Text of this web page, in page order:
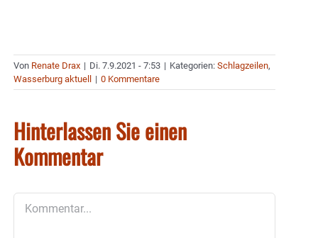
Von Renate Drax | Di. 7.9.2021 - 7:53 | Kategorien: Schlagzeilen,
Wasserburg aktuell
| 0 Kommentare
Hinterlassen Sie einen
Kommentar